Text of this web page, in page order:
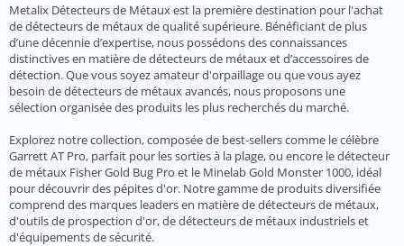
Metalix Détecteurs de Métaux est la première destination pour l'achat
de détecteurs de métaux de qualité supérieure. Bénéficiant de plus
d’une décennie d’expertise, nous possédons des connaissances
distinctives en matière de détecteurs de métaux et d’accessoires de
détection. Que vous soyez amateur d'orpaillage ou que vous ayez
besoin de détecteurs de métaux avancés, nous proposons une
sélection organisée des produits les plus recherchés du marché.
Explorez notre collection, composée de best-sellers comme le célèbre
Garrett AT Pro, parfait pour les sorties à la plage, ou encore le détecteur
de métaux Fisher Gold Bug Pro et le Minelab Gold Monster 1000, idéal
pour découvrir des pépites d'or. Notre gamme de produits diversifiée
comprend des marques leaders en matière de détecteurs de métaux,
d'outils de prospection d'or, de détecteurs de métaux industriels et
d'équipements de sécurité.